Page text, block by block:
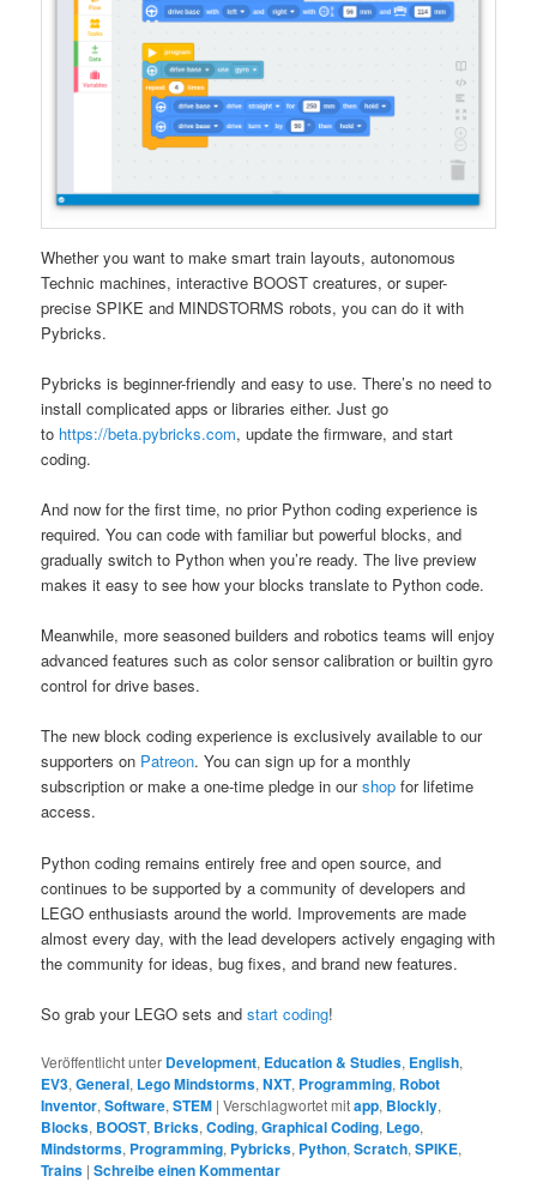
Whether you want to make smart train layouts, autonomous
Technic machines, interactive BOOST creatures, or super-
precise SPIKE and MINDSTORMS robots, you can do it with
Pybricks.
Pybricks is beginner-friendly and easy to use. There’s no need to
install complicated apps or libraries either. Just go
to https://beta.pybricks.com, update the firmware, and start
coding.
And now for the first time, no prior Python coding experience is
required. You can code with familiar but powerful blocks, and
gradually switch to Python when you’re ready. The live preview
makes it easy to see how your blocks translate to Python code.
Meanwhile, more seasoned builders and robotics teams will enjoy
advanced features such as color sensor calibration or builtin gyro
control for drive bases.
The new block coding experience is exclusively available to our
supporters on Patreon. You can sign up for a monthly
subscription or make a one-time pledge in ourshop for lifetime
access.
Python coding remains entirely free and open source, and
continues to be supported by a community of developers and
LEGO enthusiasts around the world. Improvements are made
almost every day, with the lead developers actively engaging with
the community for ideas, bug fixes, and brand new features.
So grab your LEGO sets andstart coding!
Veröffentlicht unter Development, Education & Studies, English,
EV3,General, Lego Mindstorms,NXT, Programming, Robot
Inventor,Software,STEM |Verschlagwortet mitapp, Blockly,
Blocks, BOOST, Bricks,Coding,Graphical Coding, Lego,
Mindstorms, Programming, Pybricks, Python,Scratch,SPIKE,
Trains |Schreibe einen Kommentar